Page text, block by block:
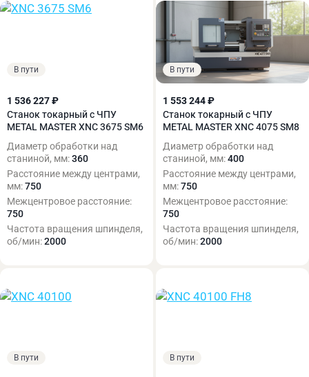
В пути
1 536 227 ₽
Станок токарный с ЧПУ
METAL MASTER XNC 3675 SM6
Диаметр обработки над
станиной, мм:360
Расстояние между центрами,
мм:750
Межцентровое расстояние:
750
Частота вращения шпинделя,
об/мин:2000
В пути
1 553 244 ₽
Станок токарный с ЧПУ
METAL MASTER XNC 4075 SM8
Диаметр обработки над
станиной, мм:400
Расстояние между центрами,
мм:750
Межцентровое расстояние:
750
Частота вращения шпинделя,
об/мин:2000
В пути В пути